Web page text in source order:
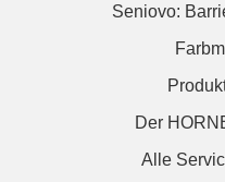
Seniovo:
Der
Alle